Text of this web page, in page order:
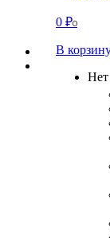
0 ₽0
В
Нет
СВЯЗАТЬСЯ
О нас